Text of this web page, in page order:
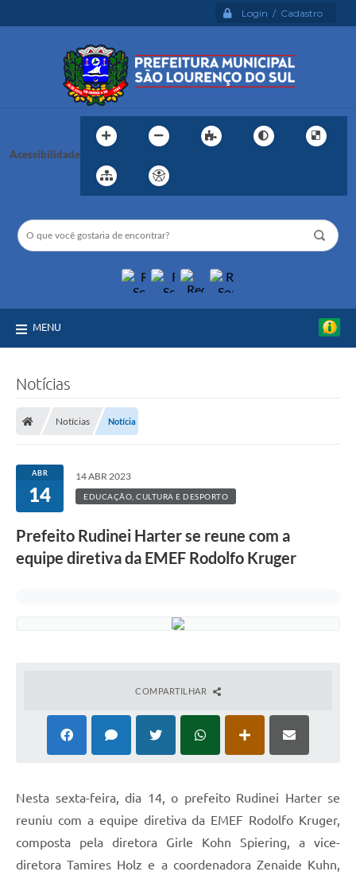
Login / Cadastro
Acessibilidade
MENU
Notícias
Notícias Notícia
ABR
14
14 ABR 2023
EDUCAÇÃO, CULTURA E DESPORTO
Prefeito Rudinei Harter se reune com a
equipe diretiva da EMEF Rodolfo Kruger
COMPARTILHAR
Nesta sexta-feira, dia 14, o prefeito Rudinei Harter se
reuniu com a equipe diretiva da EMEF Rodolfo Kruger,
composta pela diretora Girle Kohn Spiering, a vice-
diretora Tamires Holz e a coordenadora Zenaide Kuhn,